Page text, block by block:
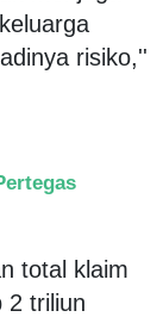
risiko,''
total klaim
2 triliun